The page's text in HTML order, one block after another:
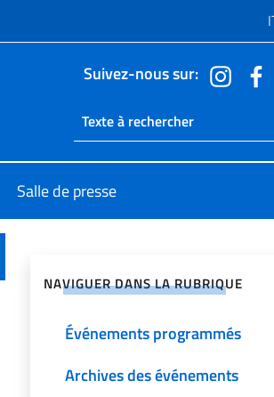
Suivez-nous sur:
Ricerca sito
Rechercher dans le site
Salle de presse
NAVIGUER DANS LA RUBRIQUE
Événements programmés
Archives des événements